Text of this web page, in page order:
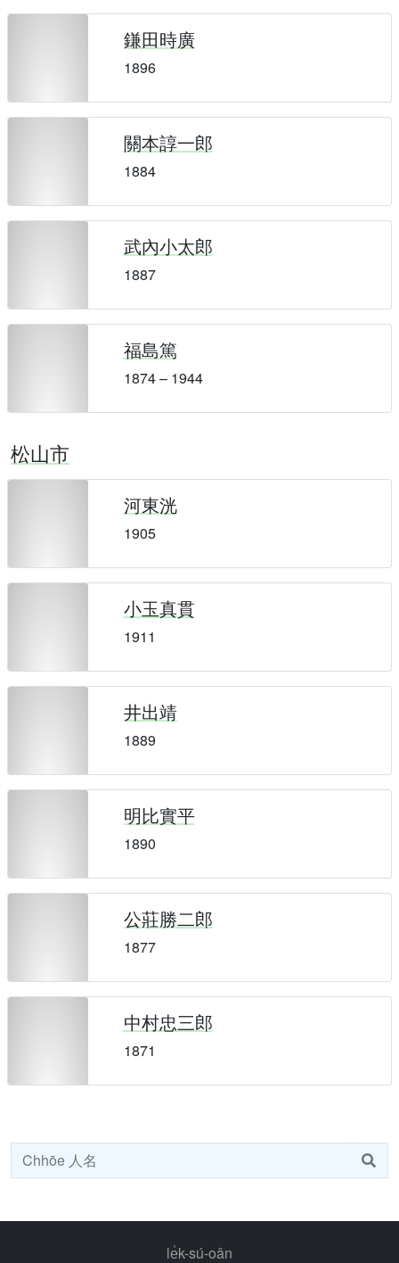
鎌田時廣
1896
關本諄一郎
1884
武內小太郎
1887
福島篤
1874 – 1944
松山市
河東洸
1905
小玉真貫
1911
井出靖
1889
明比實平
1890
公莊勝二郎
1877
中村忠三郎
1871
le̍k-sú-oân